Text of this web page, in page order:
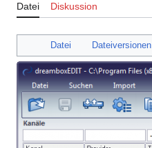
Datei Diskussion
Datei Dateiversionen